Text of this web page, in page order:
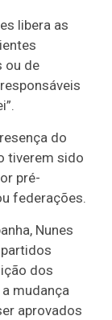
libera as
ou de
do
tiverem sido
pré-
federações.
Nunes
dos
mudança
aprovados